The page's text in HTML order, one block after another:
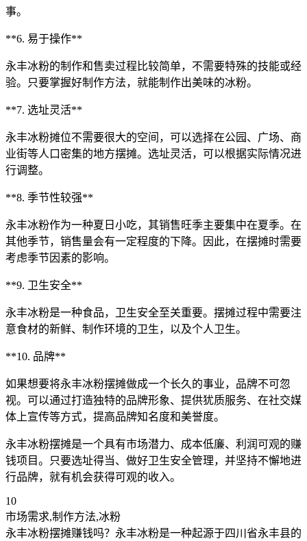
事。
**6. 易于操作**
永丰冰粉的制作和售卖过程比较简单，不需要特殊的技能或经
验。只要掌握好制作方法，就能制作出美味的冰粉。
**7. 选址灵活**
永丰冰粉摊位不需要很大的空间，可以选择在公园、广场、商
业街等人口密集的地方摆摊。选址灵活，可以根据实际情况进
行调整。
**8. 季节性较强**
永丰冰粉作为一种夏日小吃，其销售旺季主要集中在夏季。在
其他季节，销售量会有一定程度的下降。因此，在摆摊时需要
考虑季节因素的影响。
**9. 卫生安全**
永丰冰粉是一种食品，卫生安全至关重要。摆摊过程中需要注
意食材的新鲜、制作环境的卫生，以及个人卫生。
**10. 品牌**
如果想要将永丰冰粉摆摊做成一个长久的事业，品牌不可忽
视。可以通过打造独特的品牌形象、提供犹质服务、在社交媒
体上宣传等方式，提高品牌知名度和美誉度。
永丰冰粉摆摊是一个具有市场潜力、成本低廉、利润可观的赚
钱项目。只要选址得当、做好卫生安全管理，并坚持不懈地进
行品牌，就有机会获得可观的收入。
10
市场需求,制作方法,冰粉
永丰冰粉摆摊赚钱吗？永丰冰粉是一种起源于四川省永丰县的